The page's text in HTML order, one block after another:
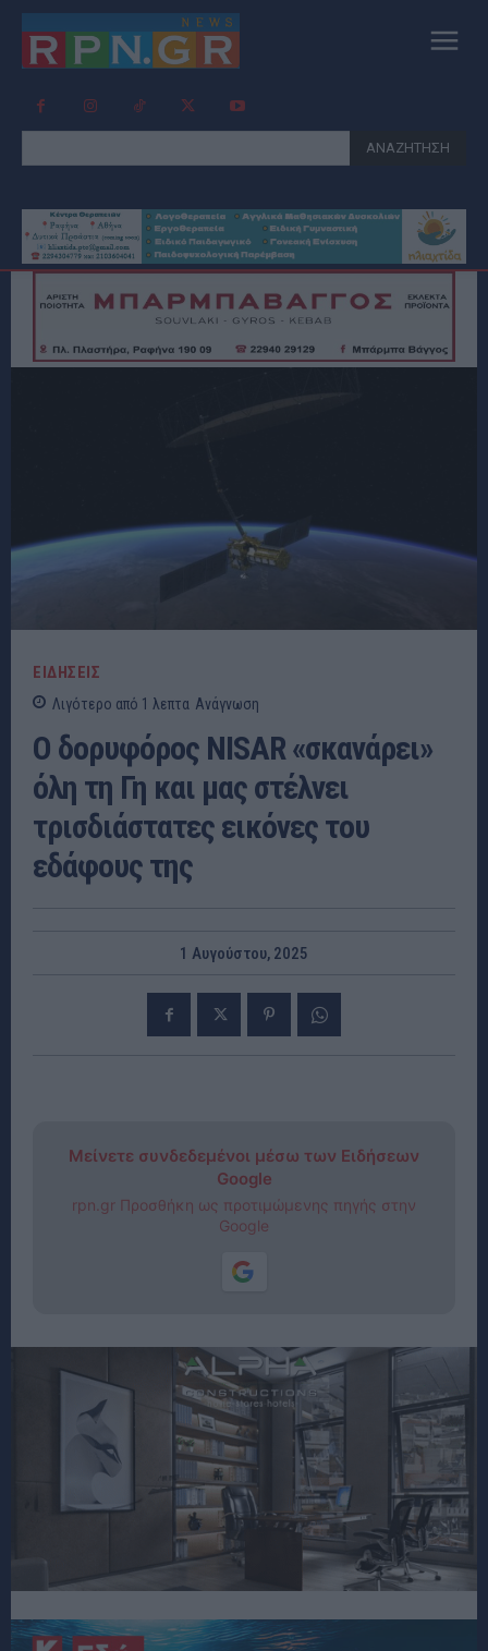
ΑΝΑΖΗΤΗΣΗ
ΕΙΔΗΣΕΙΣ
Λιγότερο από 1 λεπτα Ανάγνωση
Ο δορυφόρος NISAR «σκανάρει»
όλη τη Γη και μας στέλνει
τρισδιάστατες εικόνες του
εδάφους της
1 Αυγούστου, 2025
Μείνετε συνδεδεμένοι μέσω των Ειδήσεων
Google
rpn.gr Προσθήκη ως προτιμώμενης πηγής στην
Google